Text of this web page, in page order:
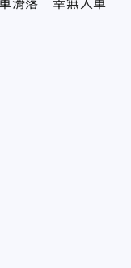
滑落 幸無人車